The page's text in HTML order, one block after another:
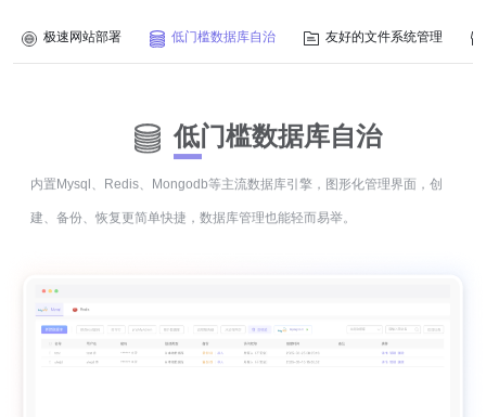
极速网站部署 低门槛数据库自治 友好的文件系统管理
低门槛数据库自治
内置Mysql、Redis、Mongodb等主流数据库引擎，图形化管理界面，创
建、备份、恢复更简单快捷，数据库管理也能轻而易举。